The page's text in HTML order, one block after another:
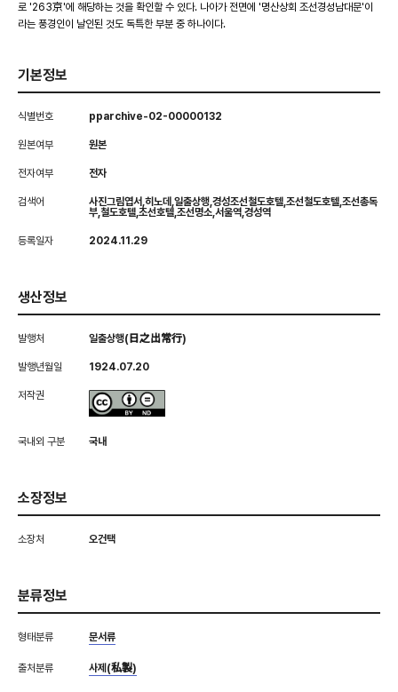
로 '263京'에 해당하는 것을 확인할 수 있다. 나아가 전면에 '명산상회 조선경성남대문'이
라는 풍경인이 날인된 것도 독특한 부분 중 하나이다.
기본정보
식별번호 pparchive-02-00000132
원본여부 원본
전자여부 전자
검색어
사진그림엽서,히노데,일출상행,경성조선철도호텔,조선철도호텔,조선총독
부,철도호텔,조선호텔,조선명소,서울역,경성역
등록일자 2024.11.29
생산정보
발행처 일출상행(日之出常行)
발행년월일 1924.07.20
저작권
국내외 구분 국내
소장정보
소장처 오건택
분류정보
형태분류 문서류
출처분류 사제(私製)